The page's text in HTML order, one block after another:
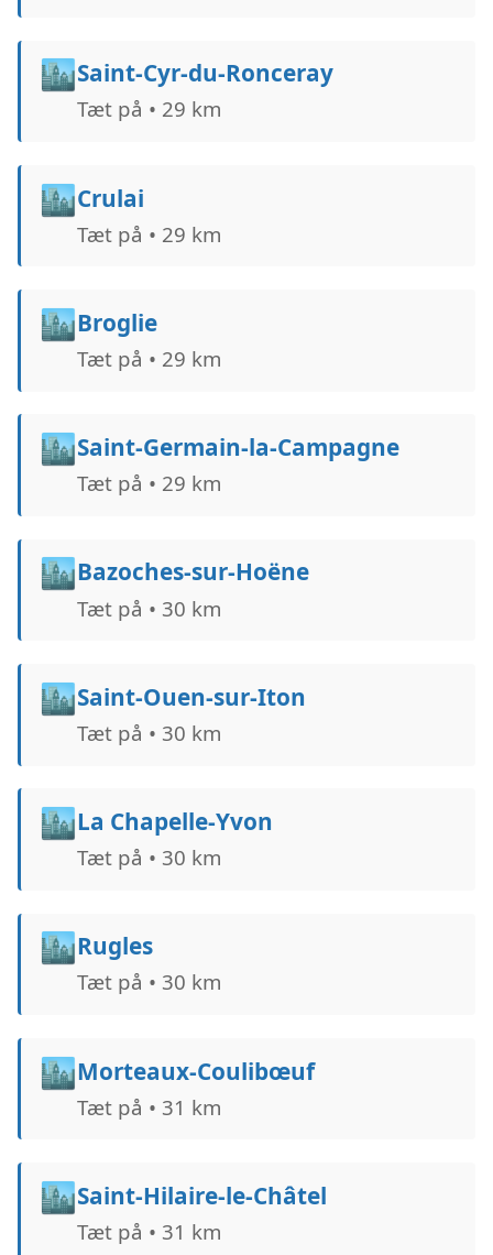
🏙️Saint-Cyr-du-Ronceray
Tæt på • 29 km
🏙️Crulai
Tæt på • 29 km
🏙️Broglie
Tæt på • 29 km
🏙️Saint-Germain-la-Campagne
Tæt på • 29 km
🏙️Bazoches-sur-Hoëne
Tæt på • 30 km
🏙️Saint-Ouen-sur-Iton
Tæt på • 30 km
🏙️La Chapelle-Yvon
Tæt på • 30 km
🏙️Rugles
Tæt på • 30 km
🏙️Morteaux-Coulibœuf
Tæt på • 31 km
🏙️Saint-Hilaire-le-Châtel
Tæt på • 31 km